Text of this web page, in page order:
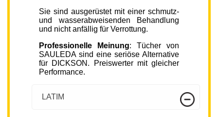
Sie sind ausgerüstet mit einer schmutz-
und wasserabweisenden Behandlung
und nicht anfällig für Verrottung.
Professionelle Meinung: Tücher von
SAULEDA sind eine seriöse Alternative
für DICKSON. Preiswerter mit gleicher
Performance.
LATIM